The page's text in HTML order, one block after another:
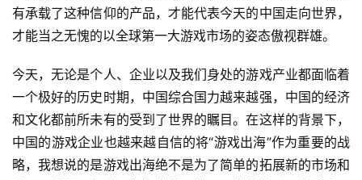
茶
奖
7
月
有承载了这种信仰的产品，才能代表今天的中国走向世界，
才能当之无愧的以全球第一大游戏市场的姿态傲视群雄。
今天，无论是个人、企业以及我们身处的游戏产业都面临着
一个极好的历史时期，中国综合国力越来越强，中国的经济
和文化都前所未有的受到了世界的瞩目。在这样的背景下，
中国的游戏企业也越来越自信的将“游戏出海”作为重要的战
略，我想说的是游戏出海绝不是为了简单的拓展新的市场和